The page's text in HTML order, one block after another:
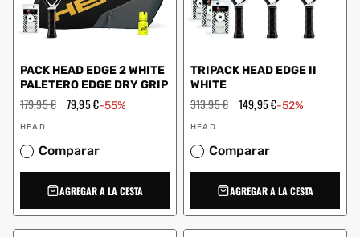
PACK HEAD EDGE 2 WHITE
PALETERO EDGE DRY GRIP
Precio
habitual
179,95 € Precio
de
79,95 €-55%
Proveedor:
HEAD
Comparar
AGREGAR A LA CESTA
TRIPACK HEAD EDGE II
WHITE
Precio
habitual
313,95 € Precio
149,95 €-52%
Proveedor:
HEAD
Comparar
AGREGAR A LA CESTA